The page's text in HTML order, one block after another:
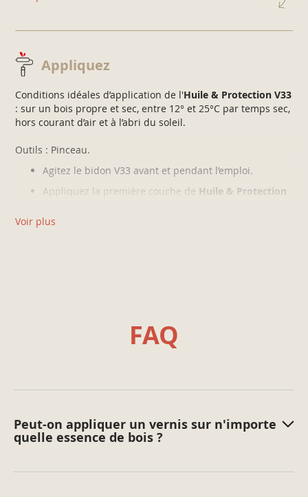
Poncez au papier de verre grain fin (240) et
Appliquez
Conditions idéales d’application de l'Huile & Protection V33
: sur un bois propre et sec, entre 12° et 25°C par temps sec,
hors courant d’air et à l’abri du soleil.
Outils : Pinceau.
Agitez le bidon V33 avant et pendant l’emploi.
Appliquez la première couche de Huile & Protection
fibres du bois. Laissez sécher 2 heures.
Voir plus
FAQ
Peut-on appliquer un vernis sur n'importe
quelle essence de bois ?